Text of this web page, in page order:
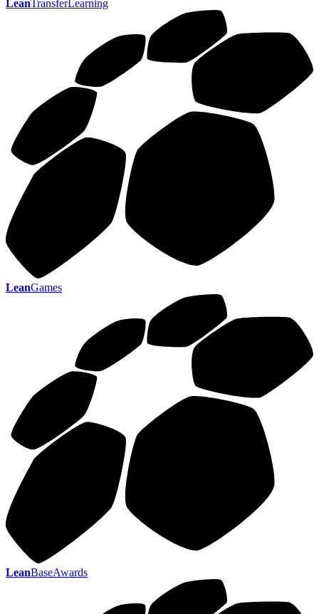
LeanTransferLearning
LeanGames
LeanBaseAwards